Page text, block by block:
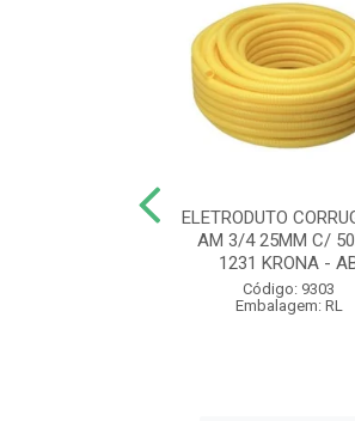
ELETRODUTO
AM 3/4 25MM C/
1231 KRONA -
Código: 9303
Embalagem: RL